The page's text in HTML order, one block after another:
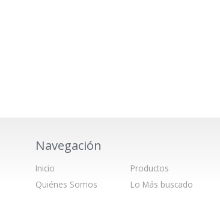
Navegación
Inicio
Quiénes Somos
Productos
Lo Más buscado